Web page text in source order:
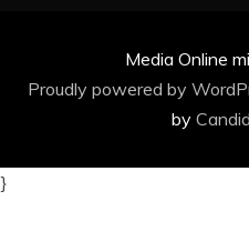
Media Online
Proudly powered by
by
}